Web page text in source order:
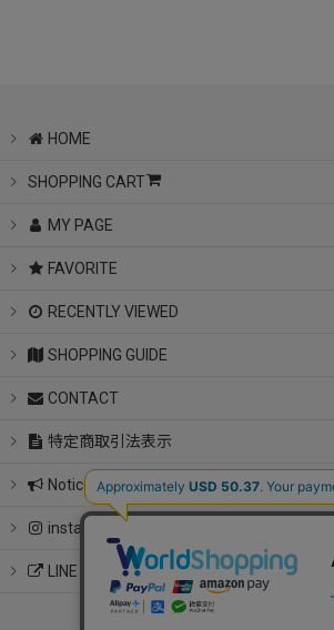
HOME
SHOPPING CART
MY PAGE
FAVORITE
RECENTLY VIEWED
SHOPPING GUIDE
CONTACT
特定商取引法表示
Notice
instagram
LINE